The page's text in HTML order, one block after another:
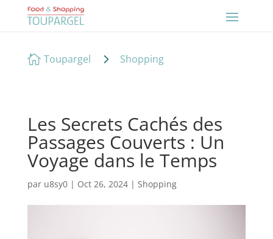
 Toupargel 5 Shopping
Les Secrets Cachés des
Passages Couverts : Un
Voyage dans le Temps
par u8sy0| Oct 26, 2024| Shopping